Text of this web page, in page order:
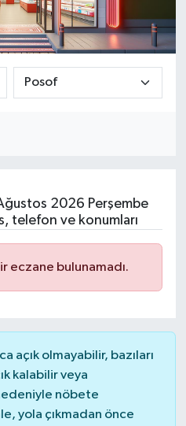
2026 Perşembe
telefon ve konumları
eczane bulunamadı.
açık olmayabilir, bazıları
kalabilir veya
nöbete
yola çıkmadan önce